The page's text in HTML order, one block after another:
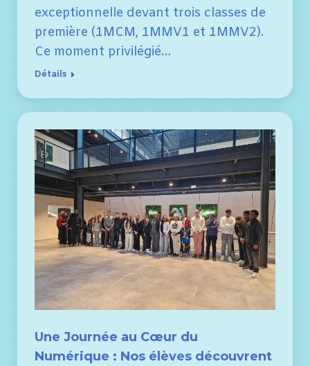
exceptionnelle devant trois classes de
première (1MCM, 1MMV1 et 1MMV2).
Ce moment privilégié…
Détails
Une Journée au Cœur du
Numérique : Nos élèves découvrent